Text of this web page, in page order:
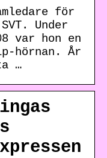
för
Under
var hon en
hörnan. År
…